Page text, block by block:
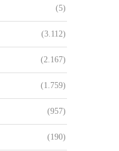
(5)
(3.112)
(2.167)
(1.759)
(957)
(190)